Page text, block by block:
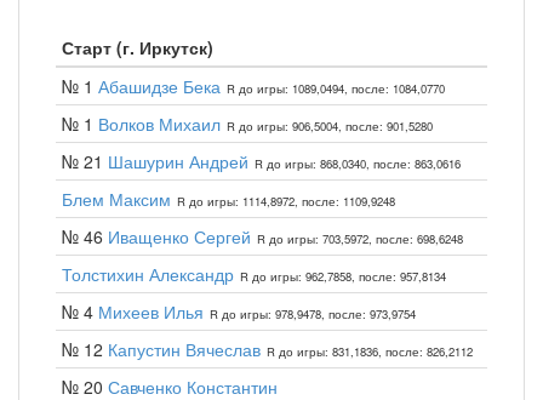
Старт (г. Иркутск)
№ 1 Абашидзе Бека R до игры: 1089,0494, после: 1084,0770
№ 1 Волков Михаил R до игры: 906,5004, после: 901,5280
№ 21 Шашурин Андрей R до игры: 868,0340, после: 863,0616
Блем Максим R до игры: 1114,8972, после: 1109,9248
№ 46 Иващенко Сергей R до игры: 703,5972, после: 698,6248
Толстихин Александр R до игры: 962,7858, после: 957,8134
№ 4 Михеев Илья R до игры: 978,9478, после: 973,9754
№ 12 Капустин Вячеслав R до игры: 831,1836, после: 826,2112
№ 20 Савченко Константин